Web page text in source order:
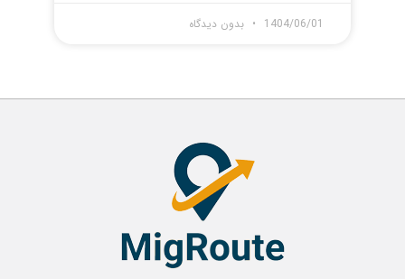
1404/06/01 بدون دیدگاه